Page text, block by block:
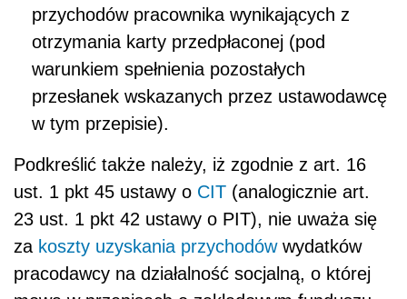
przychodów pracownika wynikających z
otrzymania karty przedpłaconej (pod
warunkiem spełnienia pozostałych
przesłanek wskazanych przez ustawodawcę
w tym przepisie).
Podkreślić także należy, iż zgodnie z art. 16
ust. 1 pkt 45 ustawy o CIT (analogicznie art.
23 ust. 1 pkt 42 ustawy o PIT), nie uważa się
za koszty uzyskania przychodówwydatków
pracodawcy na działalność socjalną, o której